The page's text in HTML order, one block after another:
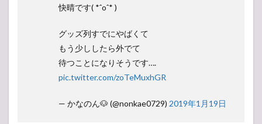
快晴です( *ˆoˆ* )
グッズ列すでにやばくて
もう少ししたら外でて
待つことになりそうです….
pic.twitter.com/zoTeMuxhGR
— かなのん🐶 (@nonkae0729) 2019年1月19日